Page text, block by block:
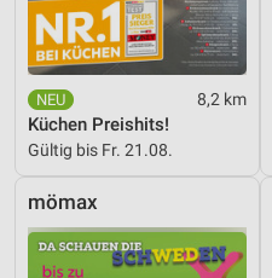
8,2 km
Küchen Preishits!
Gültig bis Fr. 21.08.
mömax